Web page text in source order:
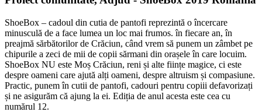
ShoeBox – cadoul din cutia de pantofi reprezintă o încercare
minusculă de a face lumea un loc mai frumos. în fiecare an, în
preajmă sărbătorilor de Crăciun, când vrem să punem un zâmbet pe
chipurile a zeci de mii de copii sărmani din orașele în care locuim.
ShoeBox NU este Moș Crăciun, reni și alte ființe magice, ci este
despre oameni care ajută alți oameni, despre altruism și compasiune.
Practic, punem în cutii de pantofi, cadouri pentru copiii defavorizați
și ne asigurăm că ajung la ei. Ediția de anul acesta este cea cu
numărul 12.